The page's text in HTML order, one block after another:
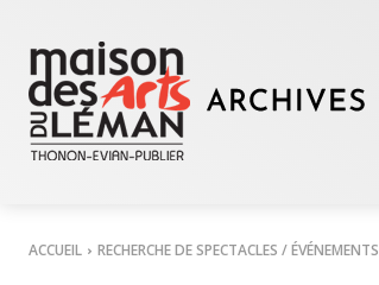
ACCUEIL RECHERCHE DE SPECTACLES / ÉVÉNEMENTS